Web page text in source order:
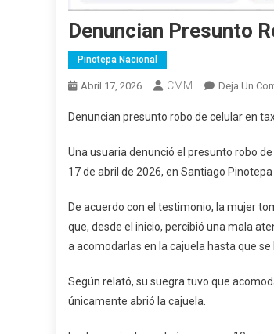
Denuncian Presunto
Pinotepa Nacional
Abril 17, 2026 CMM Deja Un
Denuncian presunto robo de celular en
Una usuaria denunció el presunto robo
17 de abril de 2026, en Santiago Pinotepa
De acuerdo con el testimonio, la mujer
que, desde el inicio, percibió una mala
a acomodarlas en la cajuela hasta que se
Según relató, su suegra tuvo que
únicamente abrió la cajuela.